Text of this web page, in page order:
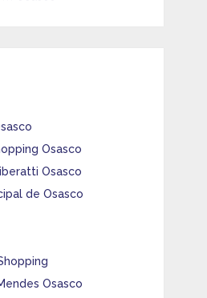
Osasco
Osasco
de Osasco
Osasco